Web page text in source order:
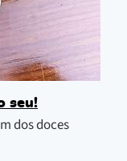
seu!
dos doces